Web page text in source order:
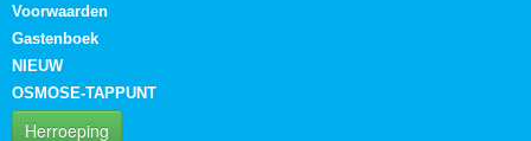
Voorwaarden
Gastenboek
NIEUW
OSMOSE-TAPPUNT
Herroeping